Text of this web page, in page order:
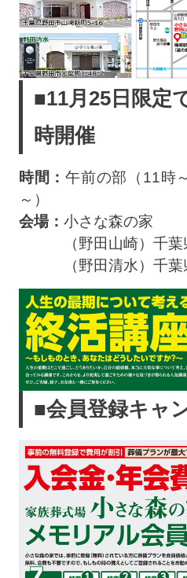
■11月25日限定
時開催
時間：午前の部（11時
～）
会場： 小さな森の家
（野田山崎）千葉県
（野田清水）千葉県
■会員登録キャ